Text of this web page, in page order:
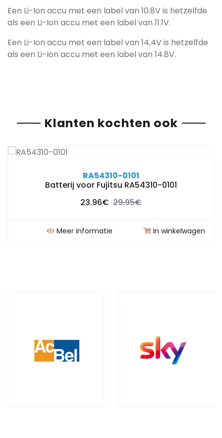
Een Li-Ion accu met een label van 10.8V is hetzelfde
als een Li-Ion accu met een label van 11.1V.
Een Li-Ion accu met een label van 14,4V is hetzelfde
als een Li-Ion accu met een label van 14.8V.
Klanten kochten ook
RA54310-0101
Batterij voor Fujitsu RA54310-0101
23.96€ 29.95€
Meer informatie In winkelwagen